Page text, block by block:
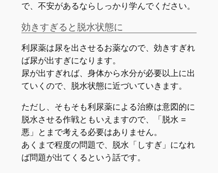
で、不安があるならしっかり学んでください。
効きすぎると脱水状態に
利尿薬は尿を出させるお薬なので、効きすぎれ
ば尿が出すぎになります。
尿が出すぎれば、身体から水分が必要以上に出
ていくので、脱水状態に近づいていきます。
ただし、そもそも利尿薬による治療は意図的に
脱水させる作戦ともいえますので、「脱水 =
悪」とまで考える必要はありません。
あくまで程度の問題で、脱水「しすぎ」になれ
ば問題が出てくるという話です。